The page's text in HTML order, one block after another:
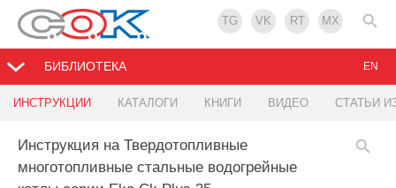
TG VK RT MX
БИБЛИОТЕКА
ИНСТРУКЦИИ КАТАЛОГИ КНИГИ ВИДЕО СТАТЬИ
EN
Инструкция на Твердотопливные
многотопливные стальные водогрейные